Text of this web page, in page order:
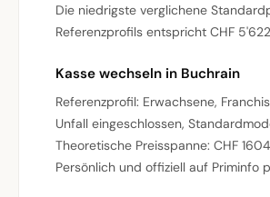
Die niedrigste verglichene
Referenzprofils entspricht CHF
Kasse wechseln in Buchrain
Referenzprofil: Erwachsene,
Unfall eingeschlossen,
Theoretische Preisspanne: CHF
Persönlich und offiziell auf Priminfo